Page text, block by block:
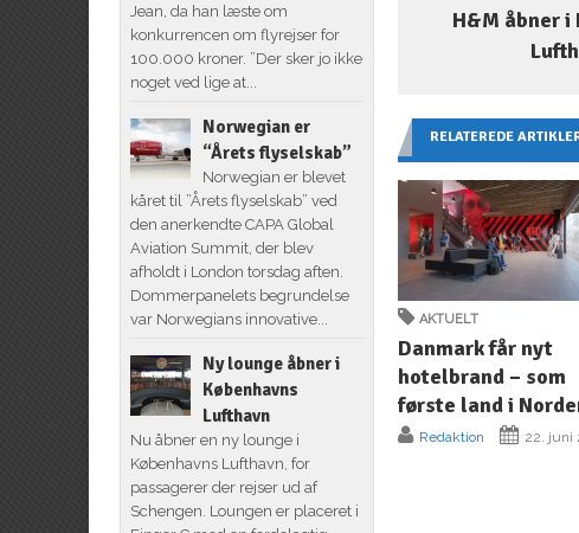
H&M åbner i
RELATEREDE
AKTUELT
Danmark får nyt
hotelbrand – som
første land i
Redaktion 22. juni
Jean, da han læste om
konkurrencen om flyrejser for
100.000 kroner. ”Der sker jo ikke
noget ved lige at...
Norwegian er
“Årets flyselskab”
Norwegian er blevet
kåret til ”Årets flyselskab” ved
den anerkendte CAPA Global
Aviation Summit, der blev
afholdt i London torsdag aften.
Dommerpanelets begrundelse
var Norwegians innovative...
Ny lounge åbner i
Københavns
Lufthavn
Nu åbner en ny lounge i
Københavns Lufthavn, for
passagerer der rejser ud af
Schengen. Loungen er placeret i